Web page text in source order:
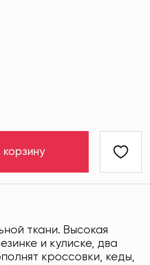
ткани. Высокая
и кулиске, два
кроссовки, кеды,